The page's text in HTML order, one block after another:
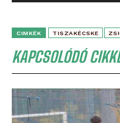
CIMKÉK TISZAKÉCSKE
KAPCSOLÓDÓ